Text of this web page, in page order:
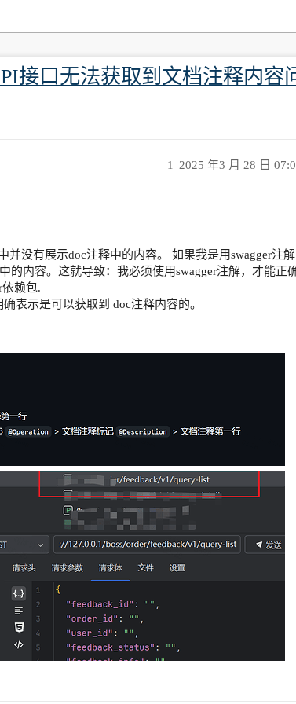
接口无法获取到文档注释内容
2025 年3 月 28 日
1
没有展示doc注释中的内容。 如果我是用swagger注解
的内容。这就导致：我必须使用swagger注解，才能正
赖包.
表示是可以获取到 doc注释内容的。